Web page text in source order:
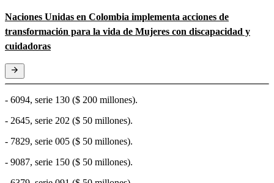
Naciones Unidas en Colombia implementa acciones de
transformación para la vida de Mujeres con discapacidad y
cuidadoras
- 6094, serie 130 ($ 200 millones).
- 2645, serie 202 ($ 50 millones).
- 7829, serie 005 ($ 50 millones).
- 9087, serie 150 ($ 50 millones).